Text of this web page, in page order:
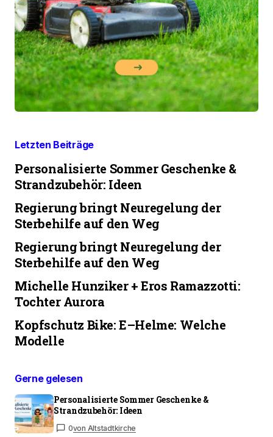
Letzten Beiträge
Personalisierte Sommer Geschenke &
Strandzubehör: Ideen
Regierung bringt Neuregelung der
Sterbehilfe auf den Weg
Regierung bringt Neuregelung der
Sterbehilfe auf den Weg
Michelle Hunziker + Eros Ramazzotti:
Tochter Aurora
Kopfschutz Bike: E–Helme: Welche
Modelle
Gerne gelesen
Personalisierte Sommer Geschenke &
Strandzubehör: Ideen
0von Altstadtkirche